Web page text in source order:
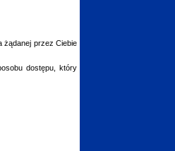
żądanej przez Ciebie
dostępu, który